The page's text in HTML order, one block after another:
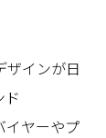
ザインが日
イヤーやプ